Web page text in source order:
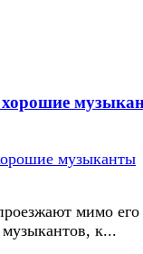
хорошие
мимо его
к...